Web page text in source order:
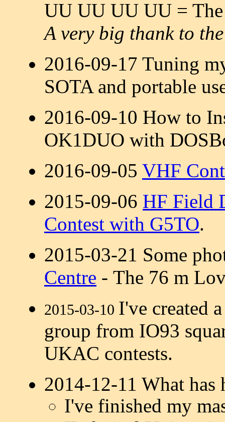
UU UU UU UU =
A very big thank to
2016-09-17 Tuning
SOTA and portable
2016-09-10 How to
OK1DUO with
2016-09-05 VHF
2015-09-06 HF Field
Contest with G5TO.
2015-03-21 Some
Centre - The 76 m
2015-03-10 I've created
group from IO93
UKAC contests.
2014-12-11 What has
I've finished my